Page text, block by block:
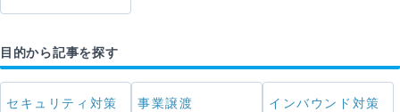
目的から記事を探す
セキュリティ対策 事業譲渡 インバウンド対策